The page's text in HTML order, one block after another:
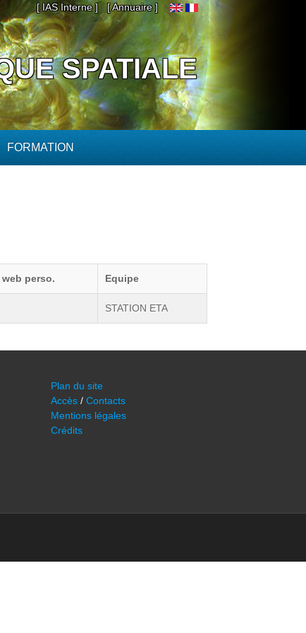
[ IAS Interne ] [ Annuaire ]
SPATIALE
FORMATION
web perso. Equipe
STATION ETA
Plan du site
Accès / Contacts
Mentions légales
Crédits